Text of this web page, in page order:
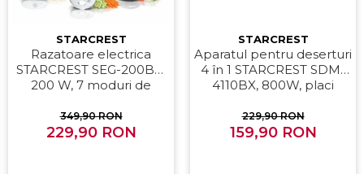
STARCREST
Razatoare electrica
STARCREST SEG-200BK,
200 W, 7 moduri de
349,90 RON
229,90 RON
STARCREST
Aparatul pentru deserturi
4 în 1 STARCREST SDM-
4110BX, 800W, placi
ceramic pentru vafe,
nuci, gogosi si smile
229,90 RON
159,90 RON